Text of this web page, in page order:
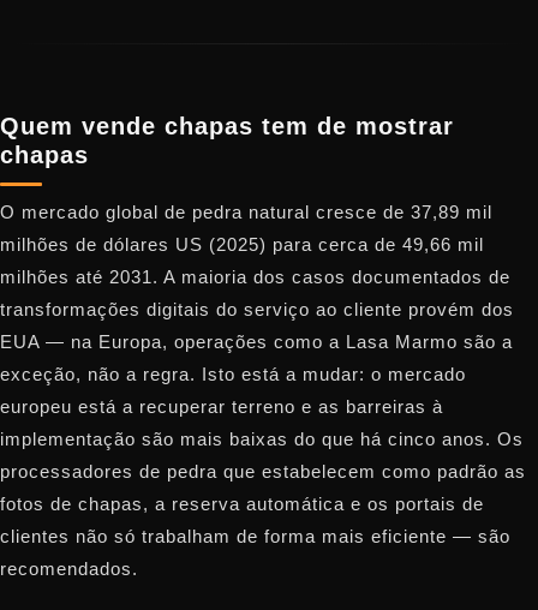
Quem vende chapas tem de mostrar
chapas
O mercado global de pedra natural cresce de 37,89 mil
milhões de dólares US (2025) para cerca de 49,66 mil
milhões até 2031. A maioria dos casos documentados de
transformações digitais do serviço ao cliente provém dos
EUA — na Europa, operações como a Lasa Marmo são a
exceção, não a regra. Isto está a mudar: o mercado
europeu está a recuperar terreno e as barreiras à
implementação são mais baixas do que há cinco anos. Os
processadores de pedra que estabelecem como padrão as
fotos de chapas, a reserva automática e os portais de
clientes não só trabalham de forma mais eficiente — são
recomendados.